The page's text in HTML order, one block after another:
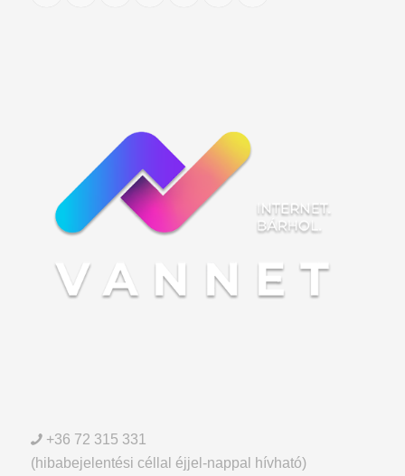
+36 72 315 331
(hibabejelentési céllal éjjel-nappal hívható)